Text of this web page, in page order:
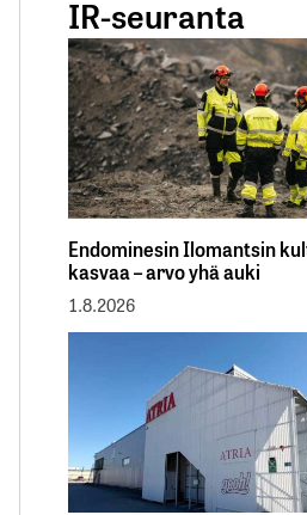
IR-seuranta
Endominesin Ilomantsin
kasvaa – arvo yhä auki
1.8.2026